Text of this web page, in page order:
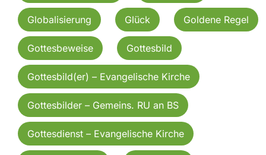
Globalisierung Glück Goldene Regel
Gottesbeweise Gottesbild
Gottesbild(er) – Evangelische Kirche
Gottesbilder – Gemeins. RU an BS
Gottesdienst – Evangelische Kirche